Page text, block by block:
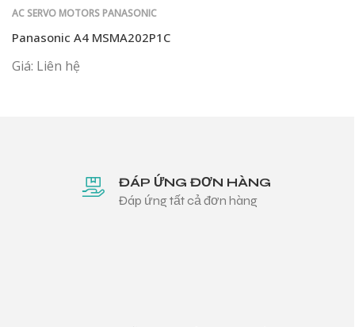
AC SERVO MOTORS PANASONIC
Panasonic A4 MSMA202P1C
Giá: Liên hệ
ĐÁP ỨNG ĐƠN HÀNG
Đáp ứng tất cả đơn hàng